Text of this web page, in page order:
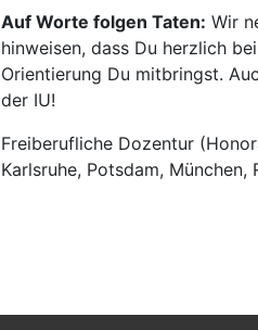
Auf Worte folgen Taten: Wir
hinweisen, dass Du herzlich
Orientierung Du mitbringst.
der IU!
Freiberufliche Dozentur
Karlsruhe, Potsdam, München,